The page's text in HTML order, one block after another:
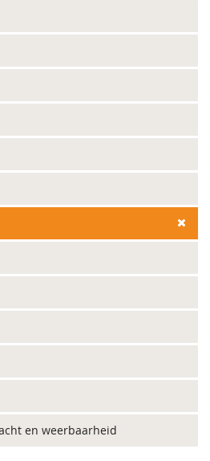
en weerbaarheid